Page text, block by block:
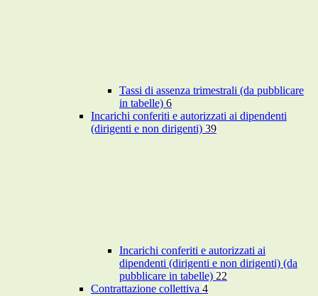
Tassi di assenza trimestrali (da pubblicare
in tabelle) 6
Incarichi conferiti e autorizzati ai dipendenti
(dirigenti e non dirigenti) 39
Incarichi conferiti e autorizzati ai
dipendenti (dirigenti e non dirigenti) (da
pubblicare in tabelle) 22
Contrattazione collettiva 4